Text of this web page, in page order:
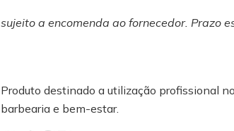
sujeito a encomenda ao fornecedor. Prazo
Produto destinado a utilização profissional
barbearia e bem-estar.